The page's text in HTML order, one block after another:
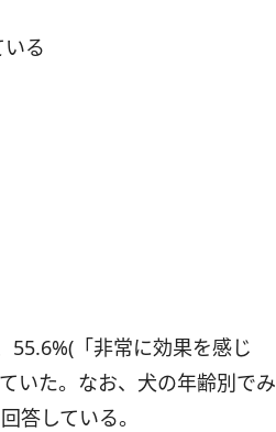
る
55.6%(「非常に効果を感じ
いた。なお、犬の年齢別でみ
答している。